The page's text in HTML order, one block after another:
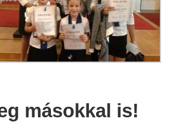
másokkal is!